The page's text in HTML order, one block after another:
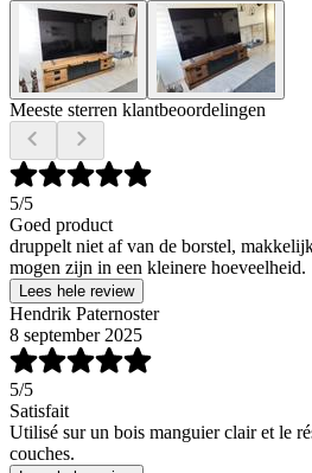
Meeste sterren klantbeoordelingen
5/5
Goed product
druppelt niet af van de borstel,
mogen zijn in een kleinere hoeveelheid.
Lees hele review
Hendrik Paternoster
8 september 2025
5/5
Satisfait
Utilisé sur un bois manguier clair et le
couches.